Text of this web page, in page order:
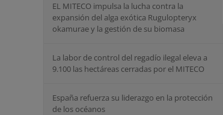
EL MITECO impulsa la lucha contra la
expansión del alga exótica Rugulopteryx
okamurae y la gestión de su biomasa
La labor de control del regadío ilegal eleva a
9.100 las hectáreas cerradas por el MITECO
España refuerza su liderazgo en la protección
de los océanos